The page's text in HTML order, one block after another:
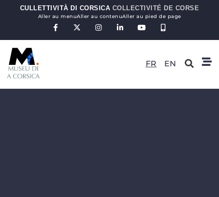
CULLETTIVITÀ DI CORSICA COLLECTIVITÉ DE CORSE
Aller au menuAller au contenuAller au pied de page
FR EN